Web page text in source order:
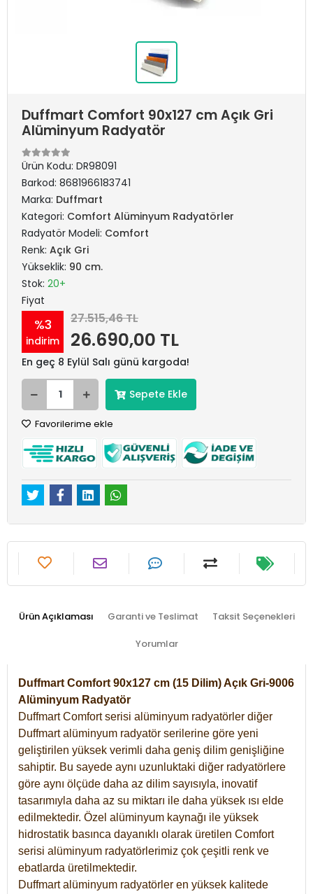
Duffmart Comfort 90x127 cm Açık Gri
Alüminyum Radyatör
Ürün Kodu: DR98091
Barkod: 8681966183741
Marka: Duffmart
Kategori: Comfort Alüminyum Radyatörler
Radyatör Modeli: Comfort
Renk: Açık Gri
Yükseklik: 90 cm.
Stok: 20+
Fiyat
%3
indirim
27.515,46 TL
26.690,00 TL
En geç 8 Eylül Salı günü kargoda!
Sepete Ekle
Favorilerime ekle
Ürün Açıklaması Garanti ve Teslimat Taksit Seçenekleri
Yorumlar
Duffmart Comfort 90x127 cm (15 Dilim) Açık Gri-9006
Alüminyum Radyatör
Duffmart Comfort serisi alüminyum radyatörler diğer
Duffmart alüminyum radyatör serilerine göre yeni
geliştirilen yüksek verimli daha geniş dilim genişliğine
sahiptir. Bu sayede aynı uzunluktaki diğer radyatörlere
göre aynı ölçüde daha az dilim sayısıyla, inovatif
tasarımıyla daha az su miktarı ile daha yüksek ısı elde
edilmektedir. Özel alüminyum kaynağı ile yüksek
hidrostatik basınca dayanıklı olarak üretilen Comfort
serisi alüminyum radyatörlerimiz çok çeşitli renk ve
ebatlarda üretilmektedir.
Duffmart alüminyum radyatörler en yüksek kalitede